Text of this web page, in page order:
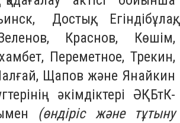
Достық, Егіндібұлақ,
Краснов, Көшім,
Переметное, Трекин,
Щапов және Янайкин
әкімдіктері ӘҚБтК-
(өндiрiс және тұтыну